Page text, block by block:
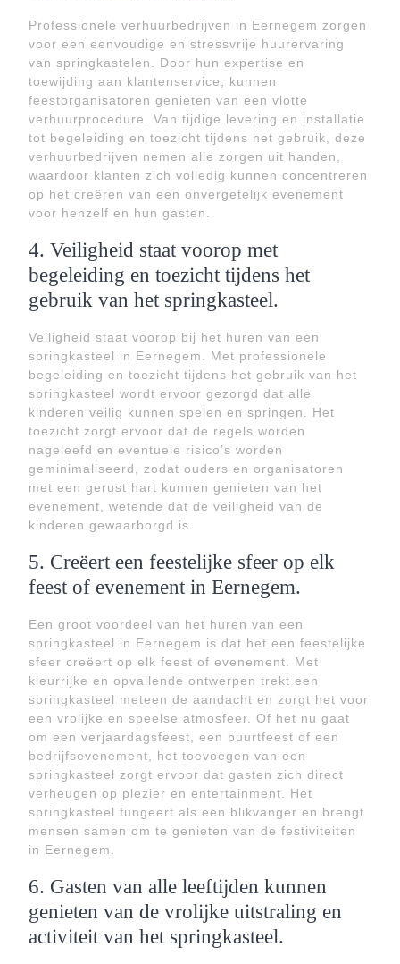
Professionele verhuurbedrijven in Eernegem zorgen
voor een eenvoudige en stressvrije huurervaring
van springkastelen. Door hun expertise en
toewijding aan klantenservice, kunnen
feestorganisatoren genieten van een vlotte
verhuurprocedure. Van tijdige levering en installatie
tot begeleiding en toezicht tijdens het gebruik, deze
verhuurbedrijven nemen alle zorgen uit handen,
waardoor klanten zich volledig kunnen concentreren
op het creëren van een onvergetelijk evenement
voor henzelf en hun gasten.
4. Veiligheid staat voorop met
begeleiding en toezicht tijdens het
gebruik van het springkasteel.
Veiligheid staat voorop bij het huren van een
springkasteel in Eernegem. Met professionele
begeleiding en toezicht tijdens het gebruik van het
springkasteel wordt ervoor gezorgd dat alle
kinderen veilig kunnen spelen en springen. Het
toezicht zorgt ervoor dat de regels worden
nageleefd en eventuele risico’s worden
geminimaliseerd, zodat ouders en organisatoren
met een gerust hart kunnen genieten van het
evenement, wetende dat de veiligheid van de
kinderen gewaarborgd is.
5. Creëert een feestelijke sfeer op elk
feest of evenement in Eernegem.
Een groot voordeel van het huren van een
springkasteel in Eernegem is dat het een feestelijke
sfeer creëert op elk feest of evenement. Met
kleurrijke en opvallende ontwerpen trekt een
springkasteel meteen de aandacht en zorgt het voor
een vrolijke en speelse atmosfeer. Of het nu gaat
om een verjaardagsfeest, een buurtfeest of een
bedrijfsevenement, het toevoegen van een
springkasteel zorgt ervoor dat gasten zich direct
verheugen op plezier en entertainment. Het
springkasteel fungeert als een blikvanger en brengt
mensen samen om te genieten van de festiviteiten
in Eernegem.
6. Gasten van alle leeftijden kunnen
genieten van de vrolijke uitstraling en
activiteit van het springkasteel.